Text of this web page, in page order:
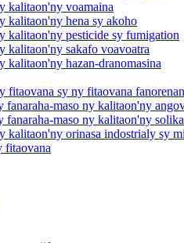
kalitaon'ny voamaina
kalitaon'ny hena sy akoho
kalitaon'ny pesticide sy fumigation
kalitaon'ny sakafo voavoatra
kalitaon'ny hazan-dranomasina
fitaovana sy ny fitaovana
fanaraha-maso ny kalitaon'ny
fanaraha-maso ny kalitaon'ny
kalitaon'ny orinasa indostrialy sy
fitaovana